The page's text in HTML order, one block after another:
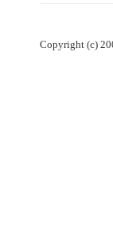
Copyright (c)